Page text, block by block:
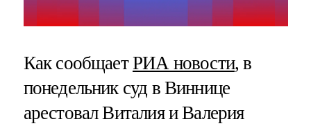
Как сообщаетРИА новости, в
понедельник суд в Виннице
арестовал Виталия и Валерия